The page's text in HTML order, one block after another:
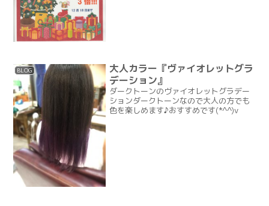
BLOG
大人カラー『ヴァイオレットグラ
デーション』
ダークトーンのヴァイオレットグラデー
ションダークトーンなので大人の方でも
色を楽しめます♪おすすめです(*^^)v